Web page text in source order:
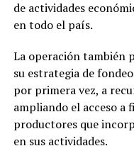
de actividades
en todo el país.
La operación también
su estrategia de
por primera vez, a
ampliando el acceso a
productores que
en sus actividades.